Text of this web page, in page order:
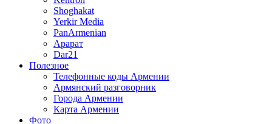
Shoghakat
Yerkir Media
PanArmenian
Арарат
Dar21
Полезное
Телефонные коды Армении
Армянский разговорник
Города Армении
Карта Армении
Фото